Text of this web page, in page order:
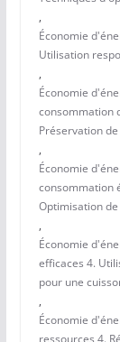
,
Économie
Utilisation
,
Économie
consommation
Préservation
,
Économie
consommation
Optimisation
,
Économie
efficaces 4.
pour une
,
Économie
ressources 4.